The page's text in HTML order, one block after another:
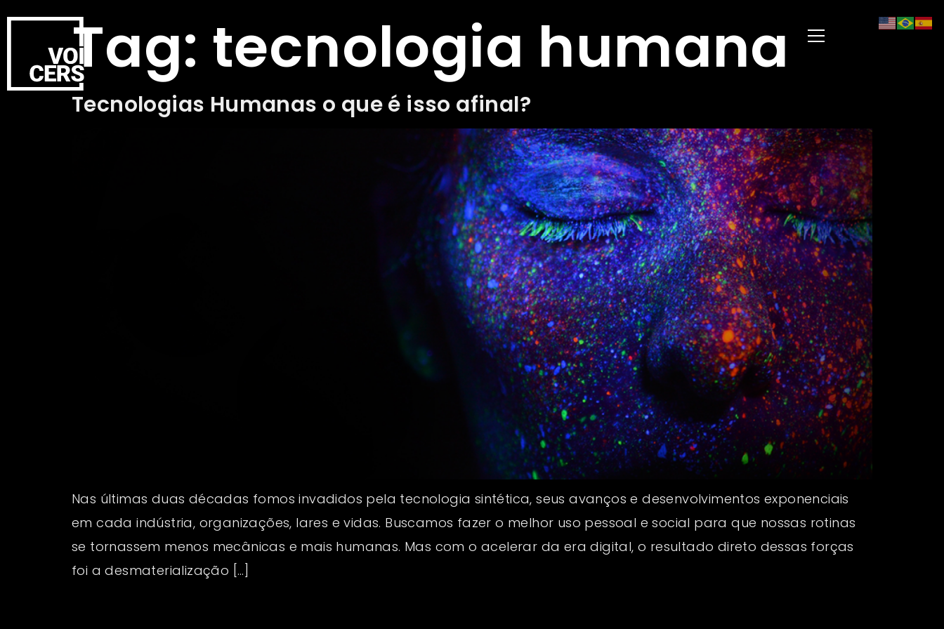
Tag: tecnologia humana
Tecnologias Humanas o que é isso afinal?
Nas últimas duas décadas fomos invadidos pela tecnologia sintética, seus avanços e desenvolvimentos exponenciais
em cada indústria, organizações, lares e vidas. Buscamos fazer o melhor uso pessoal e social para que nossas rotinas
se tornassem menos mecânicas e mais humanas. Mas com o acelerar da era digital, o resultado direto dessas forças
foi a desmaterialização […]